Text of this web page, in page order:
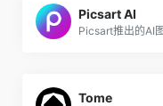
Picsart AI
Picsart推出的AI
Tome